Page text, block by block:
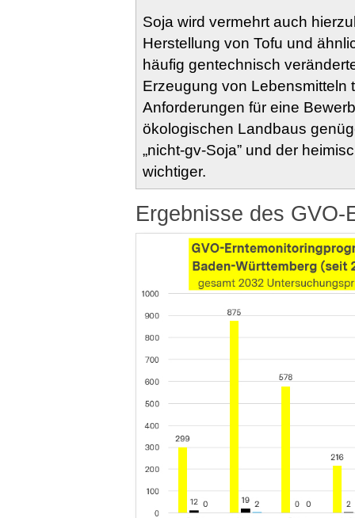
Soja wird vermehrt auch
Herstellung von Tofu und
häufig gentechnisch
Erzeugung von Lebensmitteln
Anforderungen für eine
ökologischen Landbaus
„nicht-gv-Soja” und der
wichtiger.
Ergebnisse des